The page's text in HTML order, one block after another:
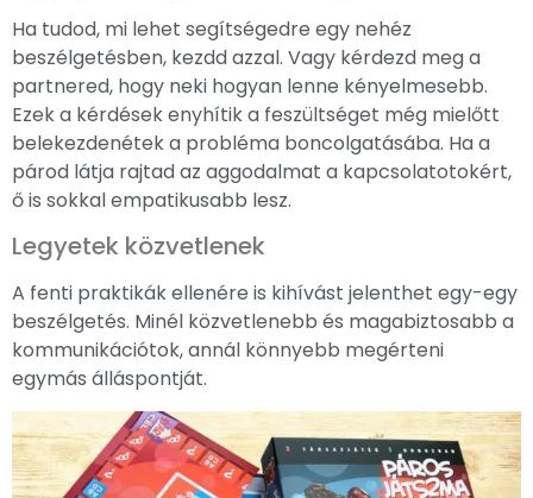
Ha tudod, mi lehet segítségedre egy nehéz
beszélgetésben, kezdd azzal. Vagy kérdezd meg a
partnered, hogy neki hogyan lenne kényelmesebb.
Ezek a kérdések enyhítik a feszültséget még mielőtt
belekezdenétek a probléma boncolgatásába. Ha a
párod látja rajtad az aggodalmat a kapcsolatotokért,
ő is sokkal empatikusabb lesz.
Legyetek közvetlenek
A fenti praktikák ellenére is kihívást jelenthet egy-egy
beszélgetés. Minél közvetlenebb és magabiztosabb a
kommunikációtok, annál könnyebb megérteni
egymás álláspontját.